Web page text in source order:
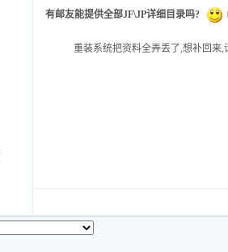
有邮友能提供全部JF\JP详细目录吗?
重装系统把资料全弄丢了,想补回来,